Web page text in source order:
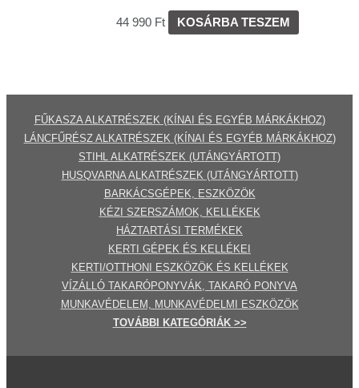
44 990 Ft KOSÁRBA TESZEM
FŰKASZA ALKATRÉSZEK (KÍNAI ÉS EGYÉB MÁRKÁKHOZ)
LÁNCFŰRÉSZ ALKATRÉSZEK (KÍNAI ÉS EGYÉB MÁRKÁKHOZ)
STIHL ALKATRÉSZEK (UTÁNGYÁRTOTT)
HUSQVARNA ALKATRÉSZEK (UTÁNGYÁRTOTT)
BARKÁCSGÉP EK
ESZKÖZÖK
KÉZI SZERSZÁMOK, KELLÉKEK
HÁZTARTÁSI TERMÉKEK
KERTI GÉPE K ÉS KELLÉKEI
KERTI/OTTHONI ESZKÖZÖK ÉS KELLÉKEK
VÍZÁLLÓ TAKARÓPONYVÁK, TAKARÓ PONYVA
MUNKAVÉDELEM, MUNKAVÉDELMI ESZKÖZÖK
TOVÁBBI
KATEGÓRI ÁK >>